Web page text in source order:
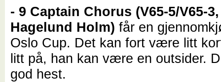
- 9 Captain Chorus (V65-5/V65-
Hagelund Holm)får en
Oslo Cup. Det kan fort være litt
litt på, han kan være en outsider.
god hest.